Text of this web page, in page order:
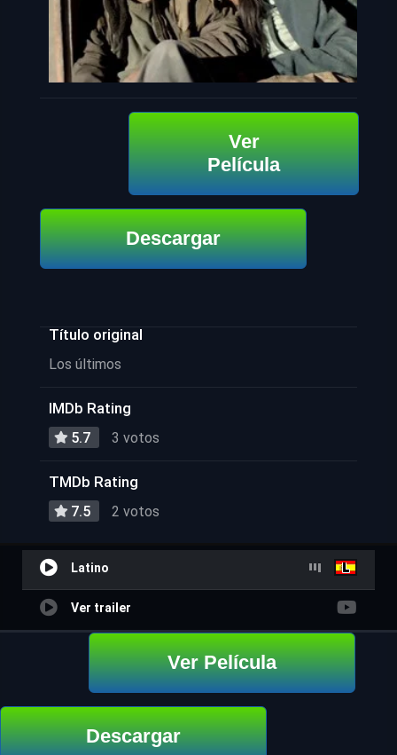
Ver
Película
Descargar
Título original
Los últimos
IMDb Rating
5.7 3 votos
TMDb Rating
7.5 2 votos
Latino
Ver trailer
Ver Película
Descargar